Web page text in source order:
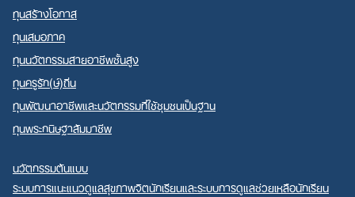
ทุนสร้างโอกาส
ทุนเสมอภาค
ทุนนวัตกรรมสายอาชีพชั้นสูง
ทุนครูรัก(ษ์)ถิ่น
ทุนพัฒนาอาชีพและนวัตกรรมที่ใช้ชุมชนเป็นฐาน
ทุนพระกนิษฐาสัมมาชีพ
นวัตกรรมต้นแบบ
ระบบการแนะแนวดูแลสุขภาพจิตนักเรียนและระบบการดูแลช่วยเหลือนักเรียน